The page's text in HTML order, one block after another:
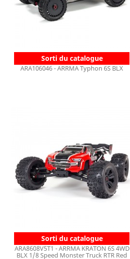
Sorti du catalogue
ARA106046 - ARRMA Typhon 6S BLX
Sorti du catalogue
ARA8608V5T1 - ARRMA KRATON 6S 4WD
BLX 1/8 Speed Monster Truck RTR Red